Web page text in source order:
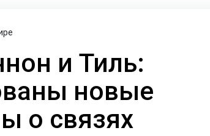
и Тиль:
новые
о связях